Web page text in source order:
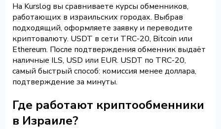
На Kurslog вы сравниваете курсы обменников,
работающих в израильских городах. Выбрав
подходящий, оформляете заявку и переводите
криптовалюту. USDT в сети TRC-20, Bitcoin или
Ethereum. После подтверждения обменник выдаёт
наличные ILS, USD или EUR. USDT по TRC-20,
самый быстрый способ: комиссия менее доллара,
подтверждение за минуты.
Где работают криптообменники
в Израиле?